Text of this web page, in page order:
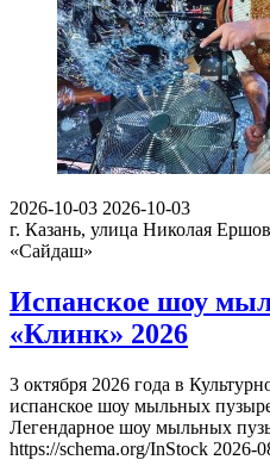
2026-10-03 2026-10-03
г. Казань, улица Николая
«Сайдаш»
Испанское шоу
«Клинк» 2026
3 октября 2026 года в
испанское шоу мыльных
Легендарное шоу мыльных
https://schema.org/InStock 2026-